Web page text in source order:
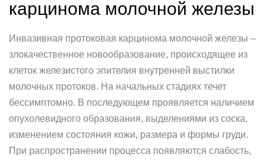
карцинома молочной железы
Инвазивная протоковая карцинома молочной железы –
злокачественное новообразование, происходящее из
клеток железистого эпителия внутренней выстилки
молочных протоков. На начальных стадиях течет
бессимптомно. В последующем проявляется наличием
опухолевидного образования, выделениями из соска,
изменением состояния кожи, размера и формы груди.
При распространении процесса появляются слабость,